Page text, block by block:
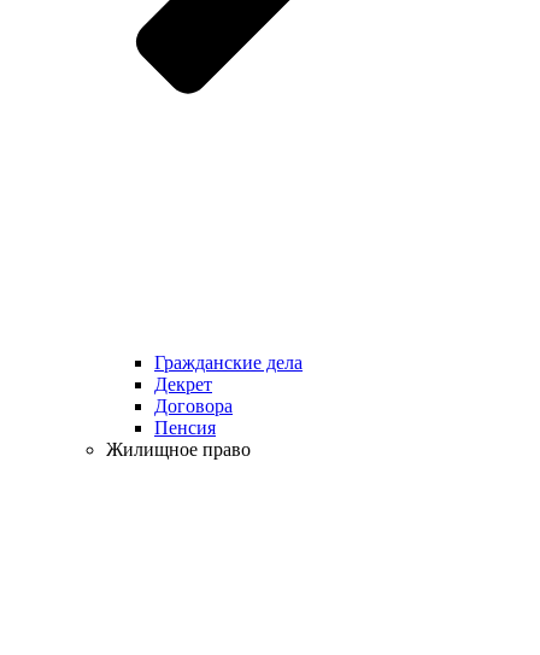
Гражданские дела
Декрет
Договора
Пенсия
Жилищное право